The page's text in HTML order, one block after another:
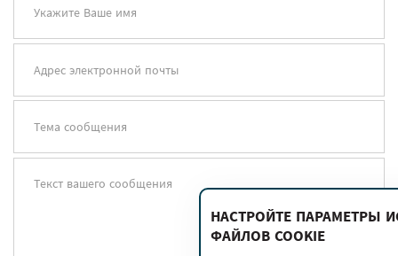
Укажите Ваше имя
Адрес электронной почты
Тема сообщения
Текст вашего сообщения
НАСТРОЙТЕ ПАРАМЕТРЫ
ФАЙЛОВ COOKIE